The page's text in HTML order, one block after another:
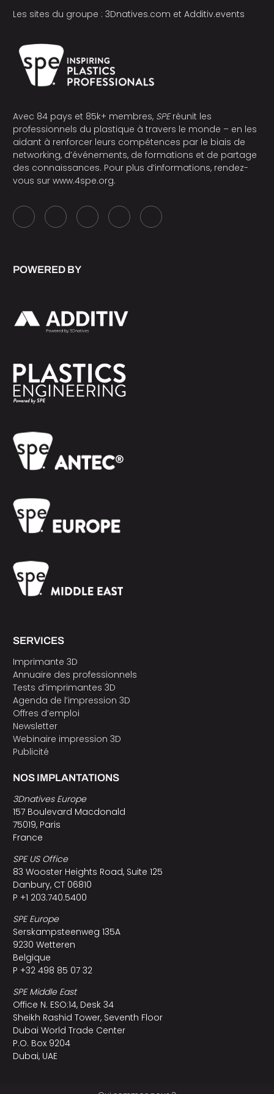
Les sites du groupe : 3Dnatives.com et Additiv.events
Avec 84 pays et 85k+ membres, SPEréunit les
professionnels du plastique à travers le monde – en les
aidant à renforcer leurs compétences par le biais de
networking, d’événements, de formations et de partage
des connaissances. Pour plus d’informations, rendez-
vous sur www.4spe.org.
POWERED BY
SERVICES
Imprimante 3D
Annuaire des professionnels
Tests d’imprimantes 3D
Agenda de l’impression 3D
Offres d’emploi
Newsletter
Webinaire impression 3D
Publicité
NOS IMPLANTATIONS
3Dnatives Europe
157 Boulevard Macdonald
75019, Paris
France
SPE US Office
83 Wooster Heights Road, Suite 125
Danbury, CT 06810
P +1 203.740.5400
SPE Europe
Serskampsteenweg 135A
9230 Wetteren
Belgique
P +32 498 85 07 32
SPE Middle East
Office N. ESO:14, Desk 34
Sheikh Rashid Tower, Seventh Floor
Dubai World Trade Center
P.O. Box 9204
Dubai, UAE